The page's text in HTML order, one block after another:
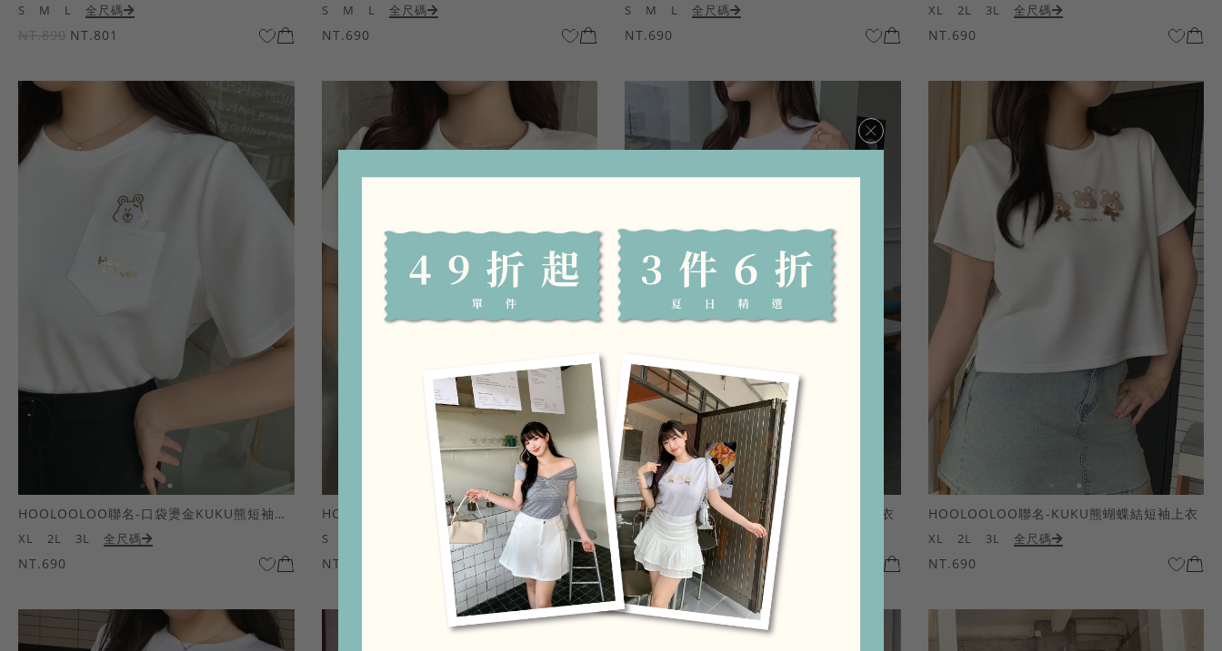
×
S M L 全尺碼
NT.890 NT.801
S M L 全尺碼
NT.690
S M L 全尺碼
NT.690
XL 2L 3L 全尺碼
NT.690
HOOLOOLOO聯名-口袋燙金KUKU熊短袖上衣
XL 2L 3L 全尺碼
NT.690
HOOLOOLOO聯名-KUKU熊蝴蝶結短袖上衣
S
NT.690
HOOLOOLOO聯名-KUKU熊蝴蝶結短袖上衣
S M L 全尺碼
NT.690
HOOLOOLOO聯名-KUKU熊蝴蝶結短袖上衣
XL 2L 3L 全尺碼
NT.690